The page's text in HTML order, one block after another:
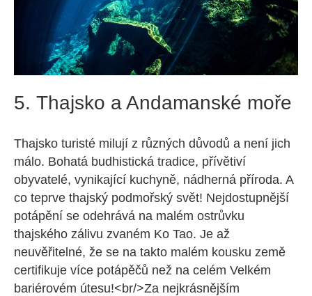
5. Thajsko a Andamanské moře
Thajsko turisté milují z různých důvodů a není jich
málo. Bohatá budhistická tradice, přívětiví
obyvatelé, vynikající kuchyně, nádherná příroda. A
co teprve thajský podmořský svět! Nejdostupnější
potápění se odehrává na malém ostrůvku
thajského zálivu zvaném Ko Tao. Je až
neuvěřitelné, že se na takto malém kousku země
certifikuje více potápěčů než na celém Velkém
bariérovém útesu!<br/>Za nejkrásnějším